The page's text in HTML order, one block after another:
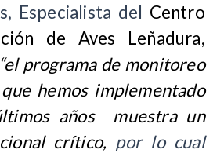
Especialista del Centro
de Aves Leñadura,
“el programa de monitoreo
hemos implementado
años muestra un
crítico, por lo cual